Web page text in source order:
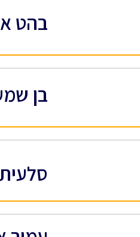
בהט
בן